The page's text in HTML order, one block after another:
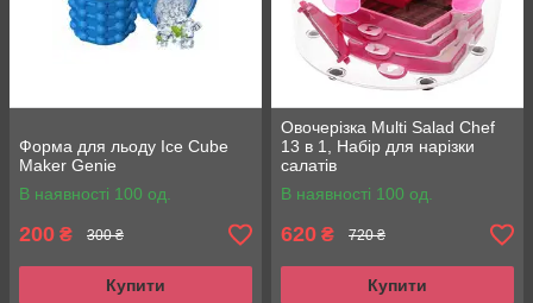
Форма для льоду Ice Cube
Maker Genie
В наявності 100 од.
200 ₴ 300 ₴
Купити
Овочерізка Multi Salad Chef
13 в 1, Набір для нарізки
салатів
В наявності 100 од.
620 ₴ 720 ₴
Купити